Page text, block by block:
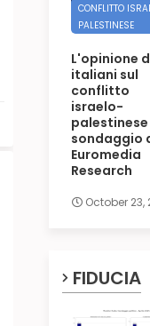
CONFLITTO
PALESTINESE
L'opinione
italiani sul
conflitto
israelo-
palestinese
sondaggio
Euromedia
Research
October 23,
FIDUCIA